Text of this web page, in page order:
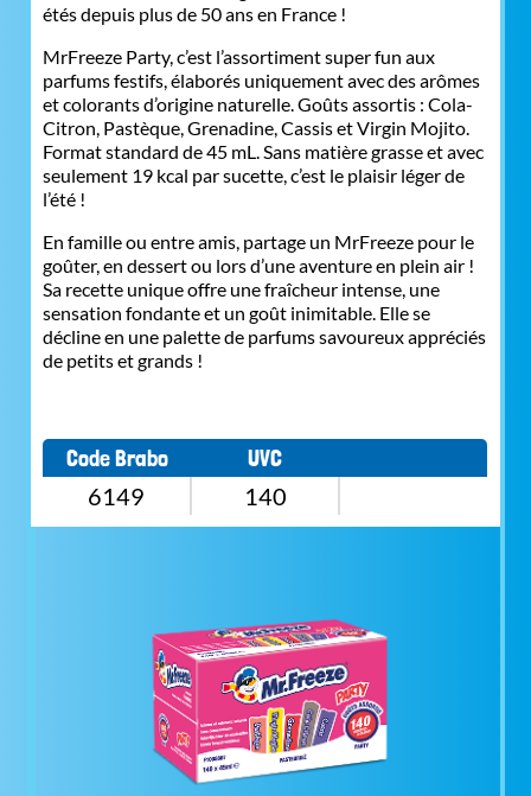
étés depuis plus de 50 ans en France !
MrFreeze Party, c’est l’assortiment super fun aux
parfums festifs, élaborés uniquement avec des arômes
et colorants d’origine naturelle. Goûts assortis : Cola-
Citron, Pastèque, Grenadine, Cassis et Virgin Mojito.
Format standard de 45 mL. Sans matière grasse et avec
seulement 19 kcal par sucette, c’est le plaisir léger de
l’été !
En famille ou entre amis, partage un MrFreeze pour le
goûter, en dessert ou lors d’une aventure en plein air !
Sa recette unique offre une fraîcheur intense, une
sensation fondante et un goût inimitable. Elle se
décline en une palette de parfums savoureux appréciés
de petits et grands !
Code Brabo
UVC
6149
140